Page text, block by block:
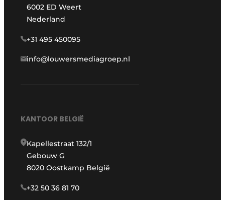
6002 ED Weert
Nederland
+31 495 450095
info@louwersmediagroep.nl
KANTOOR BELGIË
Kapellestraat 132/1
Gebouw G
8020 Oostkamp België
+32 50 36 81 70